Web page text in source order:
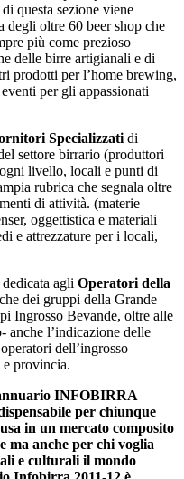
questa sezione viene
degli oltre 60 beer shop che
più come prezioso
delle birre artigianali e di
prodotti per l’home brewing,
per gli appassionati
Specializzati di
settore birrario (produttori
livello, locali e punti di
rubrica che segnala oltre
di attività. (materie
oggettistica e materiali
e attrezzature per i locali,
agli Operatori della
dei gruppi della Grande
Ingrosso Bevande, oltre alle
anche l’indicazione delle
dell’ingrosso
e provincia.
INFOBIRRA
per chiunque
in un mercato composito
ma anche per chi voglia
e culturali il mondo